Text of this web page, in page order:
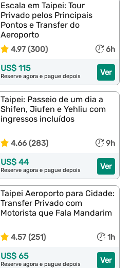
Escala em Taipei: Tour
Privado pelos Principais
Pontos e Transfer do
Aeroporto
4.97 (300) 6h
Ver
US$ 115
Reserve agora e pague depois
Taipei: Passeio de um dia a
Shifen, Jiufen e Yehliu com
ingressos incluídos
4.66 (283) 9h
Ver
US$ 44
Reserve agora e pague depois
Taipei Aeroporto para Cidade:
Transfer Privado com
Motorista que Fala Mandarim
4.57 (251) 1h
Ver
US$ 65
Reserve agora e pague depois